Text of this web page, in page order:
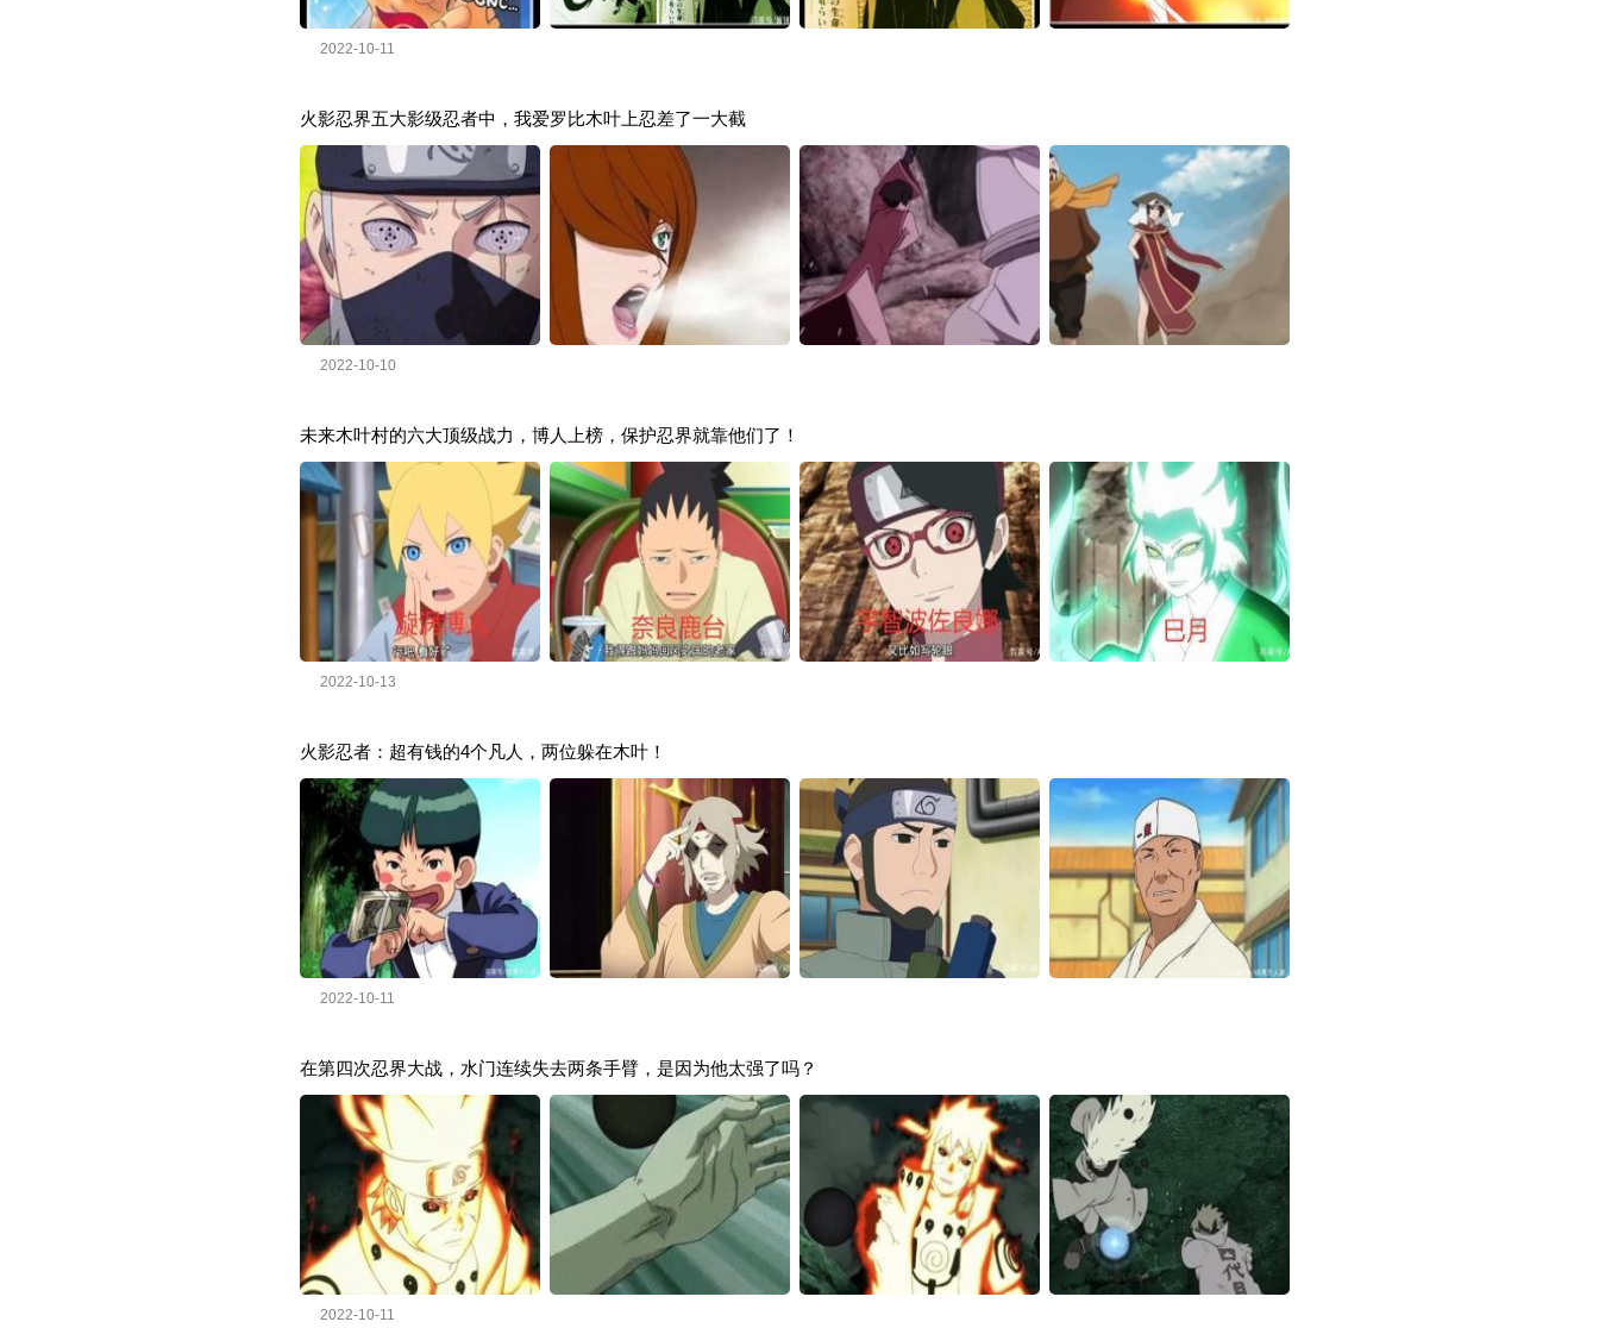
2022-10-11
火影忍界五大影级忍者中，我爱罗比木叶上忍差了一大截
2022-10-10
未来木叶村的六大顶级战力，博人上榜，保护忍界就靠他们了！
2022-10-13
火影忍者：超有钱的4个凡人，两位躲在木叶！
2022-10-11
在第四次忍界大战，水门连续失去两条手臂，是因为他太强了吗？
2022-10-11